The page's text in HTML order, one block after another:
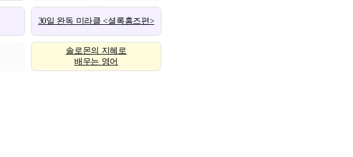
30일 완독 미라클 <셜록홈즈편>
솔로몬의 지혜로
배우는 영어